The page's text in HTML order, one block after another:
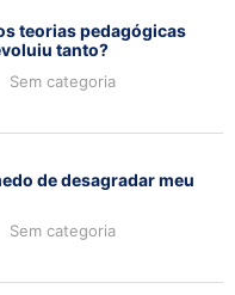
teorias pedagógicas
tanto?
Sem categoria
de desagradar meu
Sem categoria